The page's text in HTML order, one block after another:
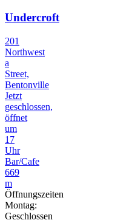
Undercroft
201
Northwest
a
Street,
Bentonville
Jetzt
geschlossen,
öffnet
um
17
Uhr
Bar/Cafe
669
m
Öffnungszeiten
Montag:
Geschlossen